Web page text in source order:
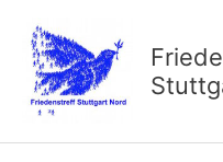
Inhalt
springen